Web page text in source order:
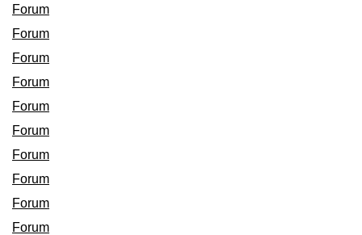
Forum
Forum
Forum
Forum
Forum
Forum
Forum
Forum
Forum
Forum